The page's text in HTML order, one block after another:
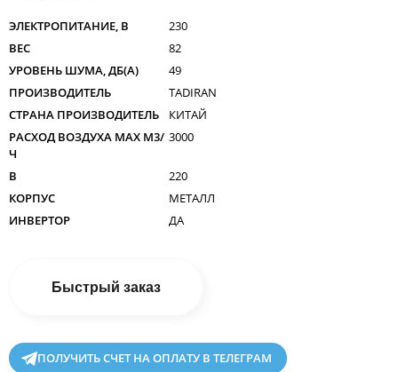
ЭЛЕКТРОПИТАНИЕ, В
230
ВЕС
82
УРОВЕНЬ ШУМА, ДБ(А)
49
ПРОИЗВОДИТЕЛЬ
TADIRAN
СТРАНА ПРОИЗВОДИТЕЛЬ
КИТАЙ
РАСХОД ВОЗДУХА MAX M3/
Ч
3000
В
220
КОРПУС
МЕТАЛЛ
ИНВЕРТОР
ДА
Быстрый заказ
ПОЛУЧИТЬ СЧЕТ НА ОПЛАТУ В ТЕЛЕГРАМ